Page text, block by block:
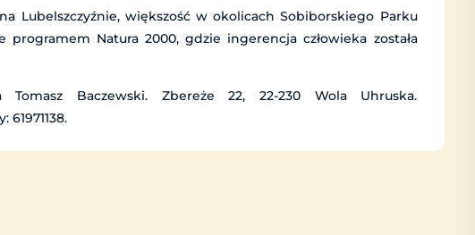
Lubelszczyźnie, większość w okolicach Sobiborskiego Parku
Natura 2000, gdzie ingerencja człowieka została
Tomasz Baczewski. Zbereże 22, 22-230 Wola Uhruska.